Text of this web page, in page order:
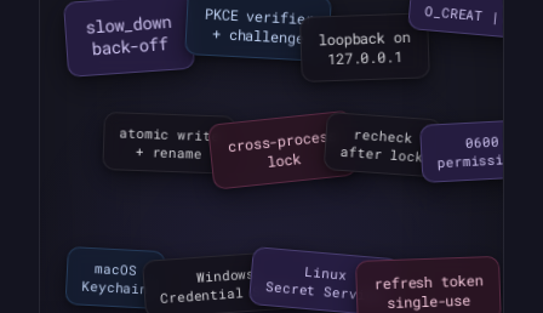
slow_down
back-off + challenge loopback on
127.0.0.1
O_CREAT |
+ rename cross-process
lock
recheck
after lock 0600
permissions
macOS
Keychain
Windows
Credential Store
Linux
Secret Servicerefresh token
single-use